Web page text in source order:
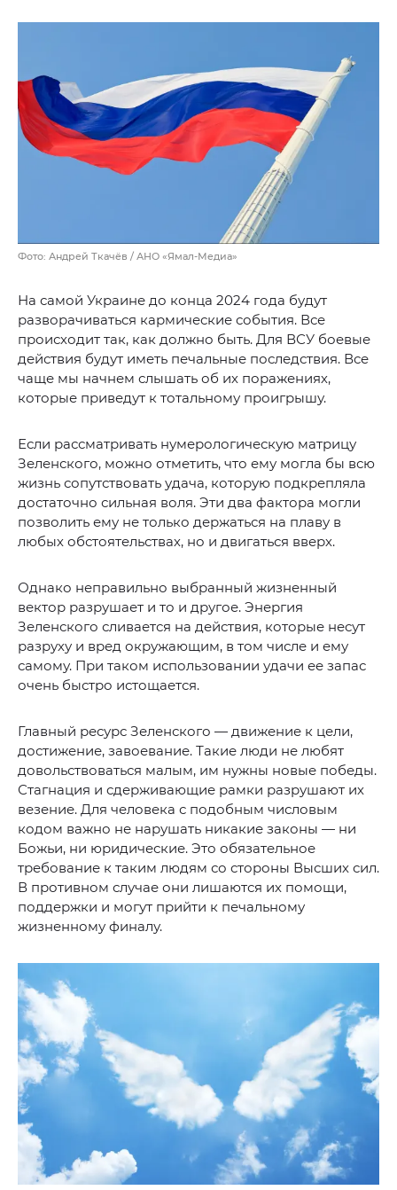
Фото: Андрей Ткачёв / АНО «Ямал-Медиа»
На самой Украине до конца 2024 года будут
разворачиваться кармические события. Все
происходит так, как должно быть. Для ВСУ боевые
действия будут иметь печальные последствия. Все
чаще мы начнем слышать об их поражениях,
которые приведут к тотальному проигрышу.
Если рассматривать нумерологическую матрицу
Зеленского, можно отметить, что ему могла бы всю
жизнь сопутствовать удача, которую подкрепляла
достаточно сильная воля. Эти два фактора могли
позволить ему не только держаться на плаву в
любых обстоятельствах, но и двигаться вверх.
Однако неправильно выбранный жизненный
вектор разрушает и то и другое. Энергия
Зеленского сливается на действия, которые несут
разруху и вред окружающим, в том числе и ему
самому. При таком использовании удачи ее запас
очень быстро истощается.
Главный ресурс Зеленского — движение к цели,
достижение, завоевание. Такие люди не любят
довольствоваться малым, им нужны новые победы.
Стагнация и сдерживающие рамки разрушают их
везение. Для человека с подобным числовым
кодом важно не нарушать никакие законы — ни
Божьи, ни юридические. Это обязательное
требование к таким людям со стороны Высших сил.
В противном случае они лишаются их помощи,
поддержки и могут прийти к печальному
жизненному финалу.